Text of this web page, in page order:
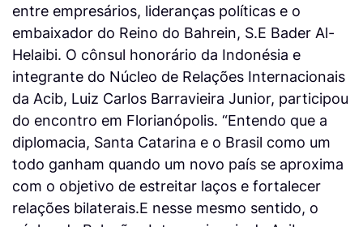
entre empresários, lideranças políticas e o
embaixador do Reino do Bahrein, S.E Bader Al-
Helaibi. O cônsul honorário da Indonésia e
integrante do Núcleo de Relações Internacionais
da Acib, Luiz Carlos Barravieira Junior, participou
do encontro em Florianópolis. “Entendo que a
diplomacia, Santa Catarina e o Brasil como um
todo ganham quando um novo país se aproxima
com o objetivo de estreitar laços e fortalecer
relações bilaterais.E nesse mesmo sentido, o